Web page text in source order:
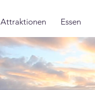
Attraktionen Essen